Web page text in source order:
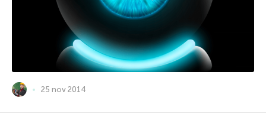
25 nov 2014